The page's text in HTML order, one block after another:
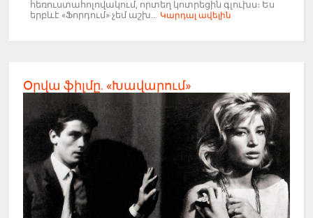
հեռուստահոլովակում, որտեղ կոտրեցին գլուխս։ Ես
երբևէ «Ֆորդում» չեմ աշխ... Կարդալ ավելին
Օրվա ֆիլմը. «Խավարում»